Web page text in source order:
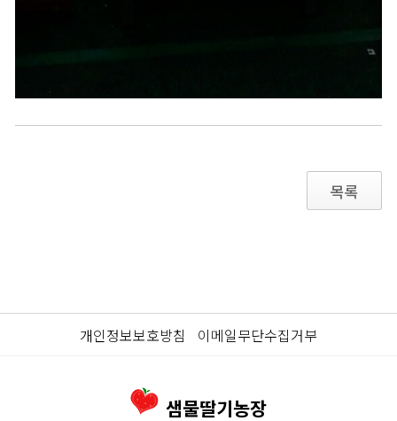
목록
개인정보보호방침 이메일무단수집거부
샘물딸기농장